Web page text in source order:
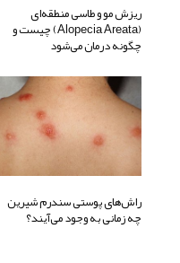
ریزش مو و طاسی منطقه‌ای
(alopecia Areata) چیست و
چگونه درمان می‌شود
راش‌های پوستی سندرم شیرین
چه زمانی به وجود می‌آیند؟